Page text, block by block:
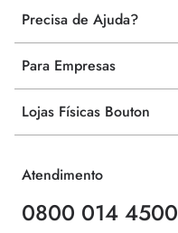
Precisa de Ajuda?
Para Empresas
Lojas Físicas Bouton
Atendimento
0800 014 4500